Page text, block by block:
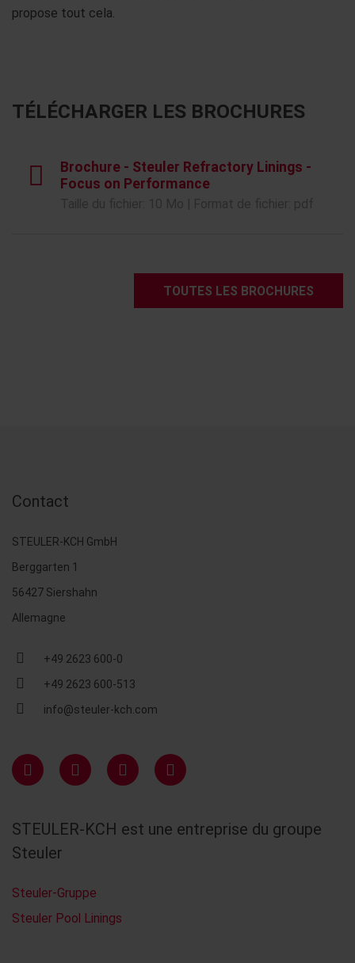
propose tout cela.
TÉLÉCHARGER LES BROCHURES
Brochure - Steuler Refractory Linings -
Focus on Performance
TOUTES LES BROCHURES
Contact
STEULER-KCH GmbH
Berggarten 1
56427 Siershahn
Allemagne
+49 2623 600-0
+49 2623 600-513
info@steuler-kch.com
STEULER-KCH est une entreprise du groupe
Steuler
Steuler-Gruppe
Steuler Pool Linings